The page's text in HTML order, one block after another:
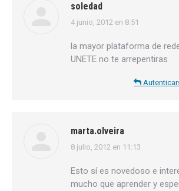
soledad
dice:
4 junio, 2012 en 8:51
la mayor plataforma de
UNETE no te arrepentiras
marta.olveira
dice:
8 julio, 2012 en 11:13
Esto sí es novedoso e
mucho que aprender y